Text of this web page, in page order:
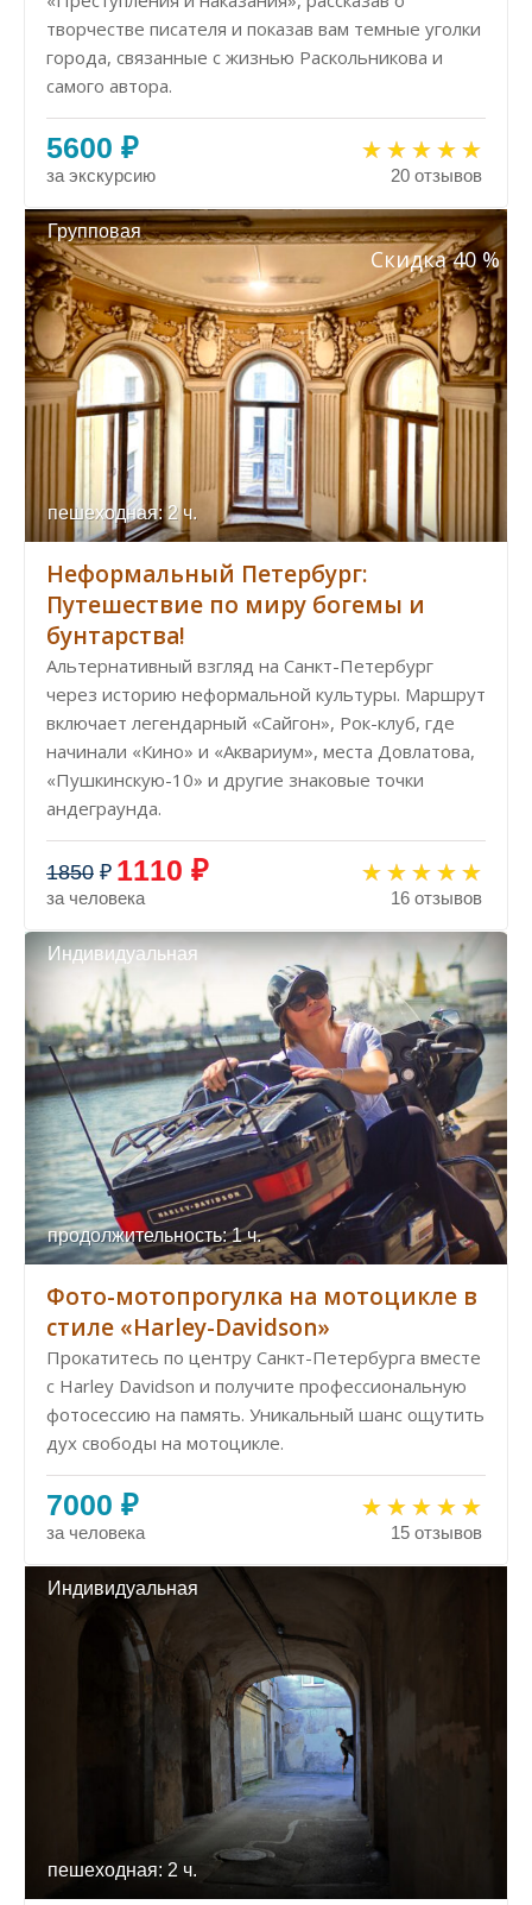
творчестве писателя и показав вам темные уголки
города, связанные с жизнью Раскольникова и
самого автора.
5600 ₽
за экскурсию 20 отзывов
Групповая
пешеходная: 2 ч.
Скидка 40 %
Неформальный Петербург:
Путешествие по миру богемы и
бунтарства!
Альтернативный взгляд на Санкт-Петербург
через историю неформальной культуры. Маршрут
включает легендарный «Сайгон», Рок-клуб, где
начинали «Кино» и «Аквариум», места Довлатова,
«Пушкинскую-10» и другие знаковые точки
андеграунда.
1850 ₽ 1110 ₽
за человека 16 отзывов
Индивидуальная
продолжительность: 1 ч.
Фото-мотопрогулка на мотоцикле в
стиле «Harley-Davidson»
Прокатитесь по центру Санкт-Петербурга вместе
с Harley Davidson и получите профессиональную
фотосессию на память. Уникальный шанс ощутить
дух свободы на мотоцикле.
7000 ₽
за человека 15 отзывов
Индивидуальная
пешеходная: 2 ч.